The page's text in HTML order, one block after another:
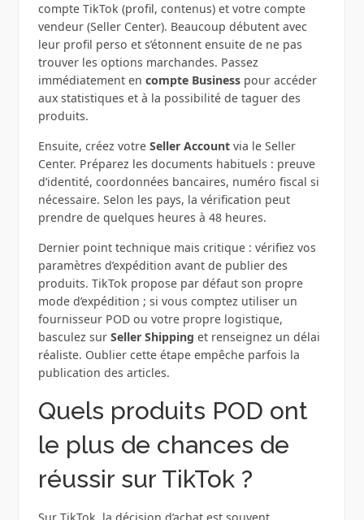
compte TikTok (profil, contenus) et votre compte
vendeur (Seller Center). Beaucoup débutent avec
leur profil perso et s’étonnent ensuite de ne pas
trouver les options marchandes. Passez
immédiatement en compte Businesspour accéder
aux statistiques et à la possibilité de taguer des
produits.
Ensuite, créez votre Seller Accountvia le Seller
Center. Préparez les documents habituels : preuve
d’identité, coordonnées bancaires, numéro fiscal si
nécessaire. Selon les pays, la vérification peut
prendre de quelques heures à 48 heures.
Dernier point technique mais critique : vérifiez vos
paramètres d’expédition avant de publier des
produits. TikTok propose par défaut son propre
mode d’expédition ; si vous comptez utiliser un
fournisseur POD ou votre propre logistique,
basculez sur Seller Shipping et renseignez un délai
réaliste. Oublier cette étape empêche parfois la
publication des articles.
Quels produits POD ont
le plus de chances de
réussir sur TikTok ?